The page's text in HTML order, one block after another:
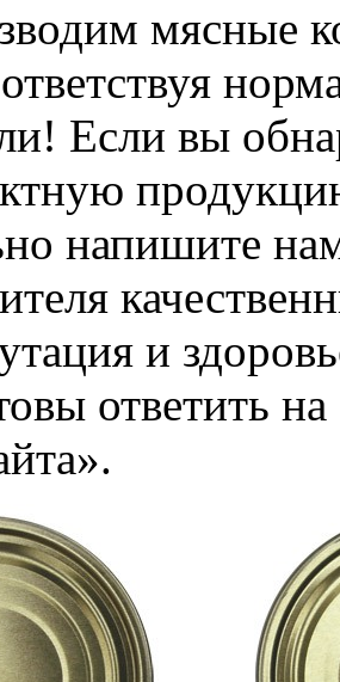
мясные
Если вы
напишите
и
ответить